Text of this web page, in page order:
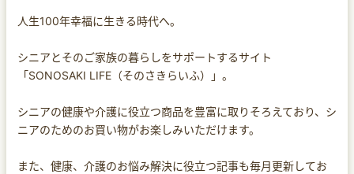
人生100年幸福に生きる時代へ。
シニアとそのご家族の暮らしをサポートするサイト
「SONOSAKI LIFE（そのさきらいふ）」。
シニアの健康や介護に役立つ商品を豊富に取りそろえており、シ
ニアのためのお買い物がお楽しみいただけます。
また、健康、介護のお悩み解決に役立つ記事も毎月更新してお